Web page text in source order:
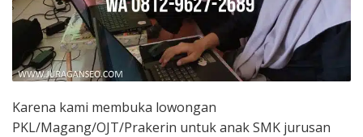
Karena kami membuka lowongan
PKL/Magang/OJT/Prakerin untuk anak SMK jurusan